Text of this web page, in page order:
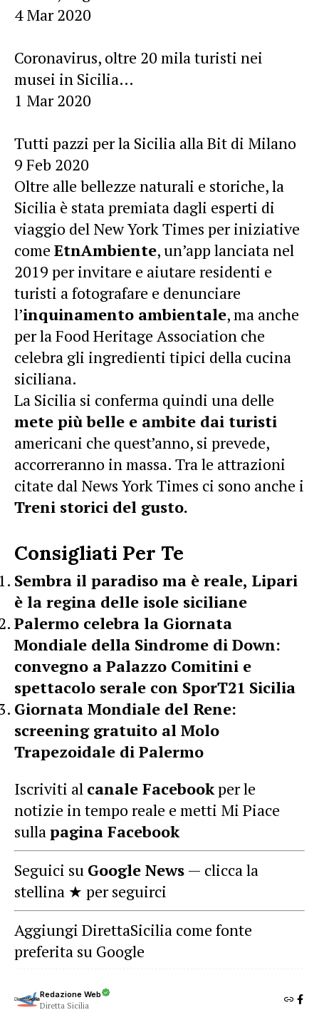
4 Mar 2020
Coronavirus, oltre 20 mila turisti nei
musei in Sicilia…
1 Mar 2020
Tutti pazzi per la Sicilia alla Bit di Milano
9 Feb 2020
Oltre alle bellezze naturali e storiche, la
Sicilia è stata premiata dagli esperti di
viaggio del New York Times per iniziative
come EtnAmbiente, un’app lanciata nel
2019 per invitare e aiutare residenti e
turisti a fotografare e denunciare
l’inquinamento ambientale, ma anche
per la Food Heritage Association che
celebra gli ingredienti tipici della cucina
siciliana.
La Sicilia si conferma quindi una delle
mete più belle e ambite dai turisti
americani che quest’anno, si prevede,
accorreranno in massa. Tra le attrazioni
citate dal News York Times ci sono anche i
Treni storici del gusto.
Consigliati Per Te
Sembra il paradiso ma è reale, Lipari
è la regina delle isole siciliane
Palermo celebra la Giornata
Mondiale della Sindrome di Down:
convegno a Palazzo Comitini e
spettacolo serale con SporT21 Sicilia
Giornata Mondiale del Rene:
screening gratuito al Molo
Trapezoidale di Palermo
Iscriviti al canale Facebookper le
notizie in tempo reale e metti Mi Piace
sullapagina Facebook
Seguici su Google News — clicca la
stellina ★ per seguirci
Aggiungi DirettaSicilia come fonte
preferita su Google
Redazione Web
Diretta Sicilia